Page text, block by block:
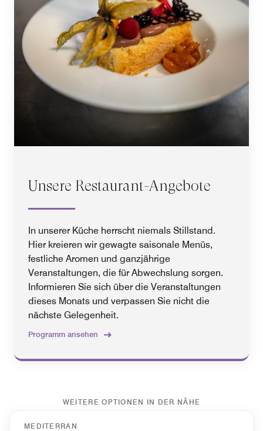
Unsere Restaurant-Angebote
In unserer Küche herrscht niemals Stillstand.
Hier kreieren wir gewagte saisonale Menüs,
festliche Aromen und ganzjährige
Veranstaltungen, die für Abwechslung sorgen.
Informieren Sie sich über die Veranstaltungen
dieses Monats und verpassen Sie nicht die
nächste Gelegenheit.
Programm ansehen
WEITERE OPTIONEN IN DER NÄHE
MEDITERRAN